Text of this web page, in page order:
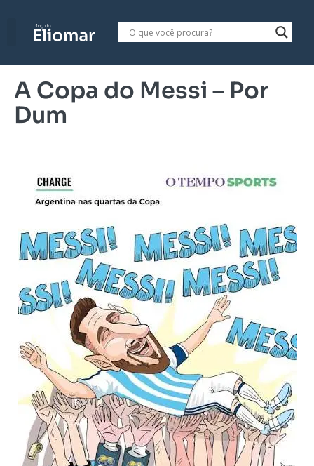
A Copa do Messi – Por
Dum